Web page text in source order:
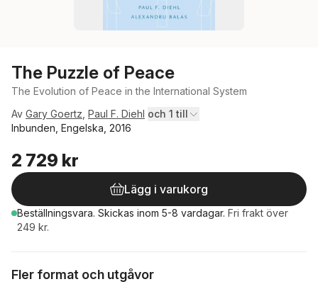
The Puzzle of Peace
The Evolution of Peace in the International System
Av Gary Goertz Paul F. Diehl och 1 till
Inbunden, Engelska, 2016
2 729 kr
Lägg i varukorg
Beställningsvara. Skickas inom 5-8 vardagar. Fri frakt över
249 kr.
Fler format och utgåvor